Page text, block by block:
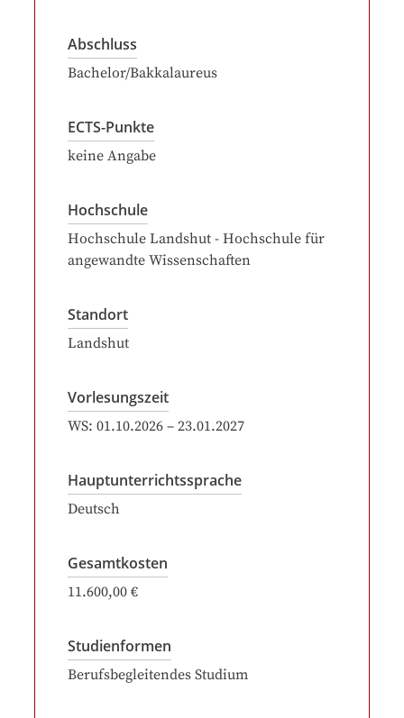
Abschluss
Bachelor/Bakkalaureus
ECTS-Punkte
keine Angabe
Hochschule
Hochschule Landshut - Hochschule für
angewandte Wissenschaften
Standort
Landshut
Vorlesungszeit
WS: 01.10.2026 – 23.01.2027
Hauptunterrichtssprache
Deutsch
Gesamtkosten
11.600,00 €
Studienformen
Berufsbegleitendes Studium